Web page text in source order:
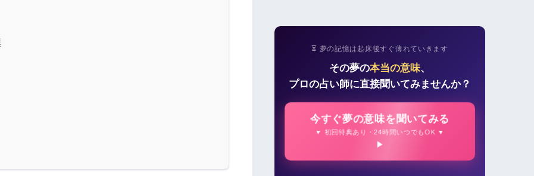
⏳ 夢の記憶は起床後すぐ薄れていきます
その夢の本当の意味、
プロの占い師に直接聞いてみませんか？
今すぐ夢の意味を聞いてみる
▼ 初回特典あり・24時間いつでもOK ▼